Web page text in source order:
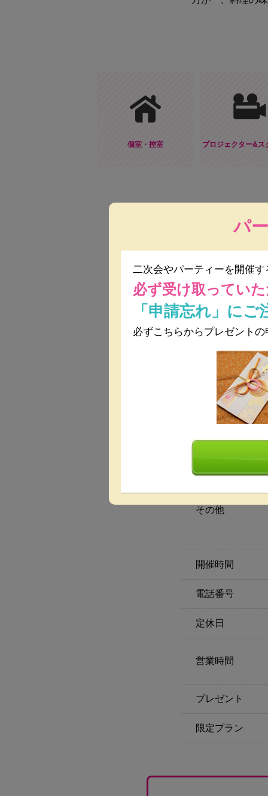
個室・控室 プロジェクター&ス
価格
料理
会場使用料
最低保証料
その他
開催時間
電話番号
定休日
営業時間
プレゼント
限定プラン
パ
二次会やパーティーを開催す
必ず受け取ってい
「申請忘れ」にご
必ずこちらからプレゼントの